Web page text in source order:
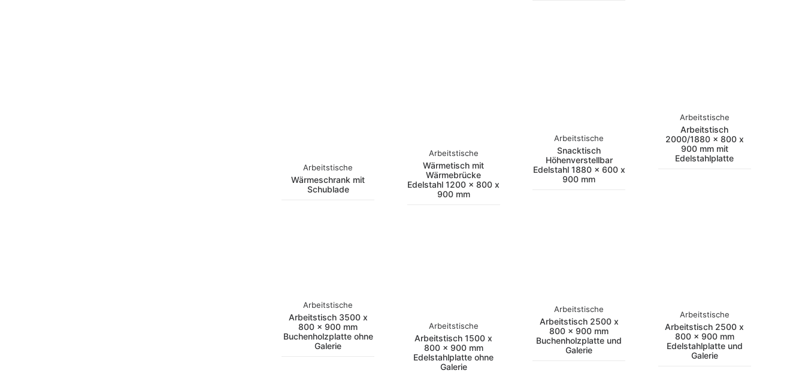
Arbeitstische
Wärmeschrank mit
Schublade
Arbeitstische
Wärmetisch mit
Wärmebrücke
Edelstahl 1200 x 800 x
900 mm
Arbeitstische
Snacktisch
Höhenverstellbar
Edelstahl 1880 x 600 x
900 mm
Arbeitstische
Arbeitstisch
2000/1880 x 800 x
900 mm mit
Edelstahlplatte
Arbeitstische
Arbeitstisch 3500 x
800 x 900 mm
Buchenholzplatte ohne
Galerie
Arbeitstische
Arbeitstisch 1500 x
800 x 900 mm
Edelstahlplatte ohne
Galerie
Arbeitstische
Arbeitstisch 2500 x
800 x 900 mm
Buchenholzplatte und
Galerie
Arbeitstische
Arbeitstisch 2500 x
800 x 900 mm
Edelstahlplatte und
Galerie